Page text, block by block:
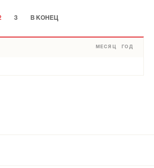
3 В КОНЕЦ
МЕСЯЦ ГОД